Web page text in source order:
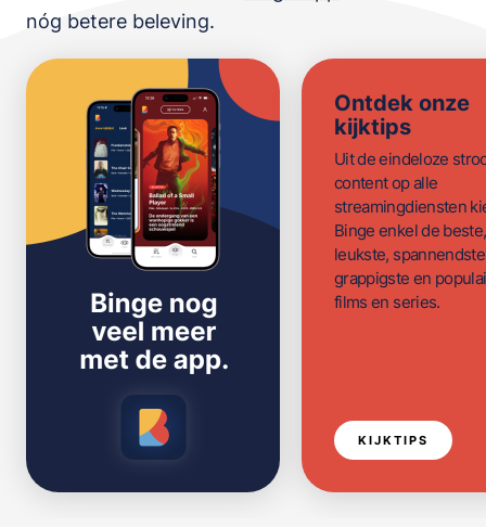
nóg betere beleving.
Ontdek onze
kijktips
Uit de eindeloze
content op alle
streamingdiensten
Binge enkel de beste,
leukste,
grappigste en
films en series.
KIJKTIPS